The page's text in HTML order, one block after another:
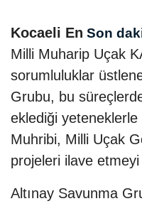
Kocaeli En Son
Milli Muharip Uçak
sorumluluklar
Grubu, bu
eklediği
Muhribi, Milli Uçak
projeleri ilave
Altınay Savunma